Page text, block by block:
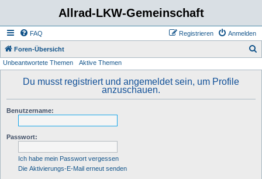
Allrad-LKW-Gemeinschaft
FAQ Anmelden
Registrieren
Foren-Übersicht
Unbeantwortete Themen Aktive Themen
Du musst registriert und angemeldet sein, um Profile
anzuschauen.
Benutzername:
Passwort:
Ich habe mein Passwort vergessen
Die Aktivierungs-E-Mail erneut senden